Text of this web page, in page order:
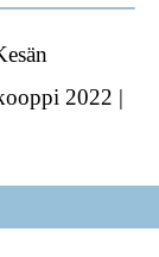
2022 |